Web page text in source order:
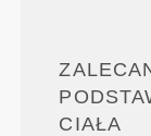
CIAŁA